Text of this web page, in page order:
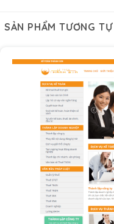
SẢN PHẨM TƯƠNG TỰ